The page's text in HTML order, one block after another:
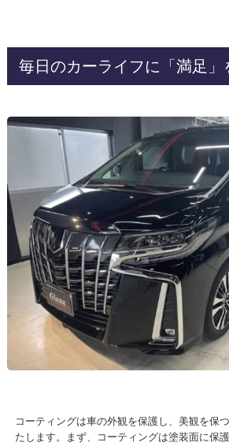
毎日のカーライフに「満足」
コーティングは車の外観を保護し、美観を保
たします。まず、コーティングは塗装面に保